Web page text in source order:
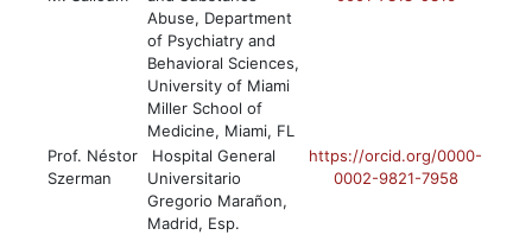
Abuse, Department
of Psychiatry and
Behavioral Sciences,
University of Miami
Miller School of
Medicine, Miami, FL
Prof. Néstor
Szerman
Hospital General
Universitario
Gregorio Marañon,
Madrid, Esp.
https://orcid.org/0000-
0002-9821-7958